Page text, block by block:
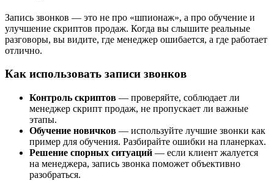
Запись звонков — это не про «шпионаж», а про обучение и
улучшение скриптов продаж. Когда вы слышите реальные
разговоры, вы видите, где менеджер ошибается, а где работает
отлично.
Как использовать записи звонков
Контроль скриптов — проверяйте, соблюдает ли
менеджер скрипт продаж, не пропускает ли важные
этапы.
Обучение новичков — используйте лучшие звонки как
пример для обучения. Разбирайте ошибки на планерках.
Решение спорных ситуаций — если клиент жалуется
на менеджера, запись звонка поможет объективно
разобраться.